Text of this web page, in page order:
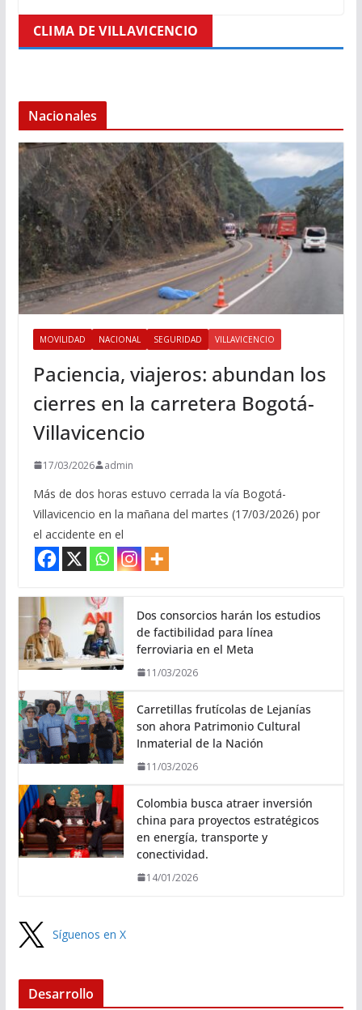
CLIMA DE VILLAVICENCIO
Nacionales
MOVILIDAD NACIONAL SEGURIDAD VILLAVICENCIO
Paciencia, viajeros: abundan los
cierres en la carretera Bogotá-
Villavicencio
17/03/2026 admin
Más de dos horas estuvo cerrada la vía Bogotá-
Villavicencio en la mañana del martes (17/03/2026) por
el accidente en el
Dos consorcios harán los estudios
de factibilidad para línea
ferroviaria en el Meta
11/03/2026
Carretillas frutícolas de Lejanías
son ahora Patrimonio Cultural
Inmaterial de la Nación
11/03/2026
Colombia busca atraer inversión
china para proyectos estratégicos
en energía, transporte y
conectividad.
14/01/2026
Síguenos en X
Desarrollo